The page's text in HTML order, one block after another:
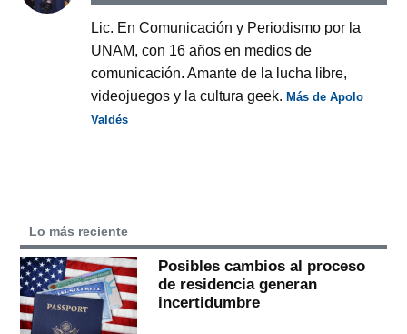
Lic. En Comunicación y Periodismo por la
UNAM, con 16 años en medios de
comunicación. Amante de la lucha libre,
videojuegos y la cultura geek.Más de Apolo
Valdés
Lo más reciente
Posibles cambios al proceso
de residencia generan
incertidumbre